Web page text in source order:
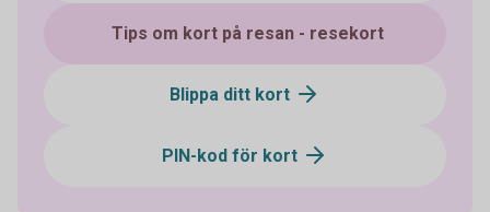
Tips om kort på resan - resekort
Blippa ditt kort
PIN-kod för kort